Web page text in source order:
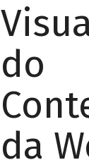
do
da